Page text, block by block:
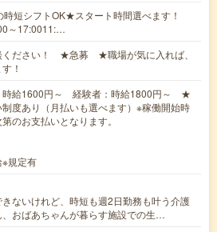
短シフトOK★スタート時間選べます！
～17:0011:…
ください！ ★急募 ★職場が気に入れば、
！
時給1600円～ 経験者：時給1800円～ ★
制度あり（月払いも選べます）※稼働開始時
のお支払いとなります。
規定有
きないけれど、時短も週2日勤務も叶う介護
、おばあちゃんが暮らす施設での生…